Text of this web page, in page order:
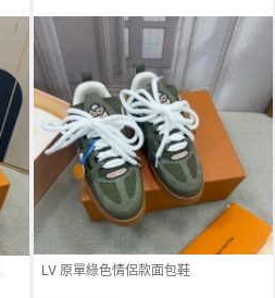
LV 原單綠色情侶款面包鞋